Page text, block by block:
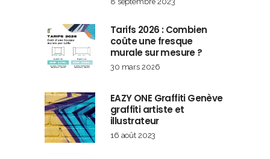
Tarifs 2026 : Combien
coûte une fresque
murale sur mesure ?
30 mars 2026
EAZY ONE Graffiti Genève
graffiti artiste et
illustrateur
16 août 2023